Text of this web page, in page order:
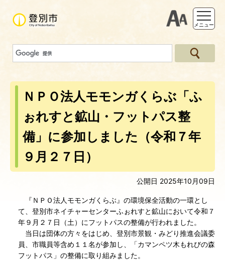
支援ツー
メニュー
ＮＰＯ法人モモンガくらぶ「ふ
ぉれすと鉱山・フットパス整
備」に参加しました（令和７年
９月２７日）
公開日 2025年10月09日
『ＮＰＯ法人モモンガくらぶ』の環境保全活動の一環とし
て、登別市ネイチャーセンターふぉれすと鉱山において令和７
年９月２７日（土）にフットパスの整備が行われました。
当日は団体の方々をはじめ、登別市景観・みどり推進会議委
員、市職員等含め １１名が参加し、「カマンペツ木もれびの森
フットパス」の整備に取り組みました。